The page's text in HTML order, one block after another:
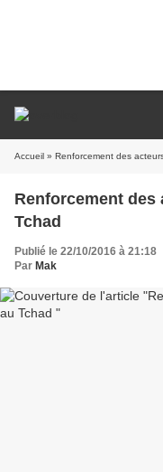
Accueil » Renforcement des
Renforcement des
Tchad
Publié le 22/10/2016 à 21:18
Par Mak